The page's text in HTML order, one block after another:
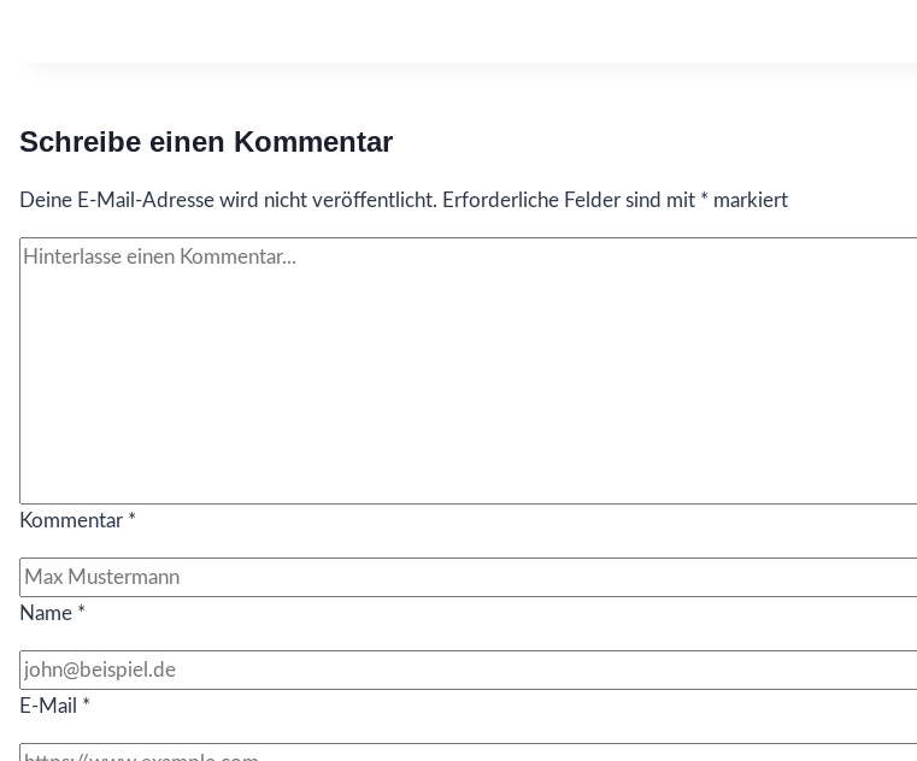
Schreibe einen Kommentar
Deine E-Mail-Adresse wird nicht veröffentlicht. Erforderliche Felder sind mit * markiert
Kommentar *
Name *
E-Mail *